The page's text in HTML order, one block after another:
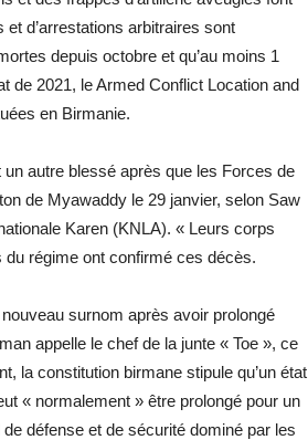
d’arrestations arbitraires sont
depuis octobre et qu’au moins 1
de 2021, le Armed Conflict Location and
en Birmanie.
autre blessé après que les Forces de
de Myawaddy le 29 janvier, selon Saw
Karen (KNLA). « Leurs corps
régime ont confirmé ces décès.
surnom après avoir prolongé
appelle le chef de la junte « Toe », ce
la constitution birmane stipule qu’un état
« normalement » être prolongé pour un
défense et de sécurité dominé par les